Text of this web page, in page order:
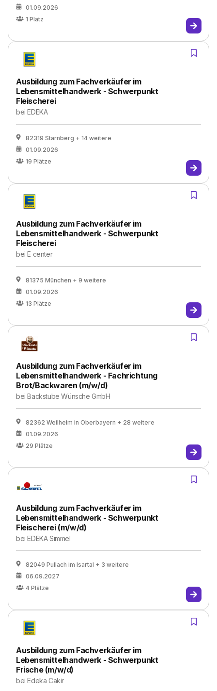
01.09.2026
1 Platz
Ausbildung zum Fachverkäufer im
Lebensmittelhandwerk - Schwerpunkt
Fleischerei
beiEDEKA
82319 Starnberg + 14 weitere
01.09.2026
19 Plätze
Ausbildung zum Fachverkäufer im
Lebensmittelhandwerk - Schwerpunkt
Fleischerei
beiE center
81375 München + 9 weitere
01.09.2026
13 Plätze
Ausbildung zum Fachverkäufer im
Lebensmittelhandwerk - Fachrichtung
Brot/Backwaren (m/w/d)
beiBackstube Wünsche GmbH
82362 Weilheim in Oberbayern + 28 weitere
01.09.2026
29 Plätze
Ausbildung zum Fachverkäufer im
Lebensmittelhandwerk - Schwerpunkt
Fleischerei (m/w/d)
beiEDEKA Simmel
82049 Pullach im Isartal + 3 weitere
06.09.2027
4 Plätze
Ausbildung zum Fachverkäufer im
Lebensmittelhandwerk - Schwerpunkt
Frische (m/w/d)
beiEdeka Cakir